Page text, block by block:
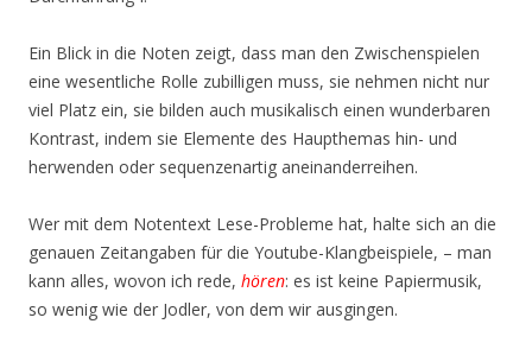
Ein Blick in die Noten zeigt, dass man den Zwischenspielen
eine wesentliche Rolle zubilligen muss, sie nehmen nicht nur
viel Platz ein, sie bilden auch musikalisch einen wunderbaren
Kontrast, indem sie Elemente des Haupthemas hin- und
herwenden oder sequenzenartig aneinanderreihen.
Wer mit dem Notentext Lese-Probleme hat, halte sich an die
genauen Zeitangaben für die Youtube-Klangbeispiele, – man
kann alles, wovon ich rede, hören: es ist keine Papiermusik,
so wenig wie der Jodler, von dem wir ausgingen.